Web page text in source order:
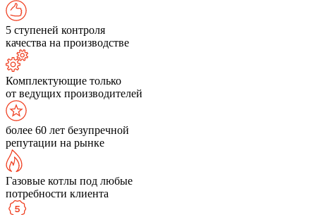
5 ступеней контроля
качества на производстве
Комплектующие только
от ведущих производителей
более 60 лет безупречной
репутации на рынке
Газовые котлы под любые
потребности клиента